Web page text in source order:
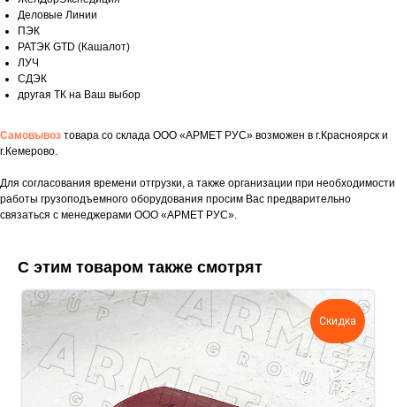
Деловые Линии
ПЭК
РАТЭК GTD (Кашалот)
ЛУЧ
СДЭК
другая ТК на Ваш выбор
Самовывоз товара со склада ООО «АРМЕТ РУС» возможен в г.Красноярск и
г.Кемерово.
Для согласования времени отгрузки, а также организации при необходимости
работы грузоподъемного оборудования просим Вас предварительно
связаться с менеджерами ООО «АРМЕТ РУС».
С этим товаром также смотрят
Скидка
Укажите номер телефона и ваше имя.
Если у вас есть документация, которая
поможем нам лучше понять вашу
задачу — прикрепите её в поле ниже.
Ваш телефон